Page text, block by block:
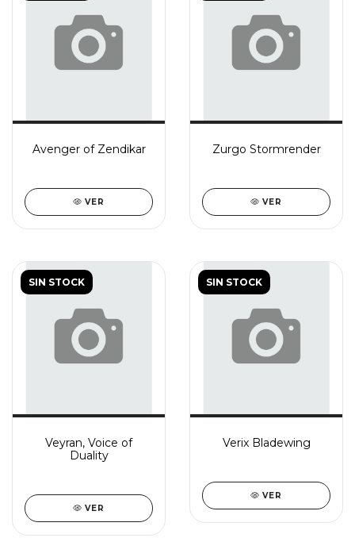
Avenger of Zendikar
VER
Zurgo Stormrender
VER
SIN STOCK
Veyran, Voice of
Duality
VER
SIN STOCK
Verix Bladewing
VER